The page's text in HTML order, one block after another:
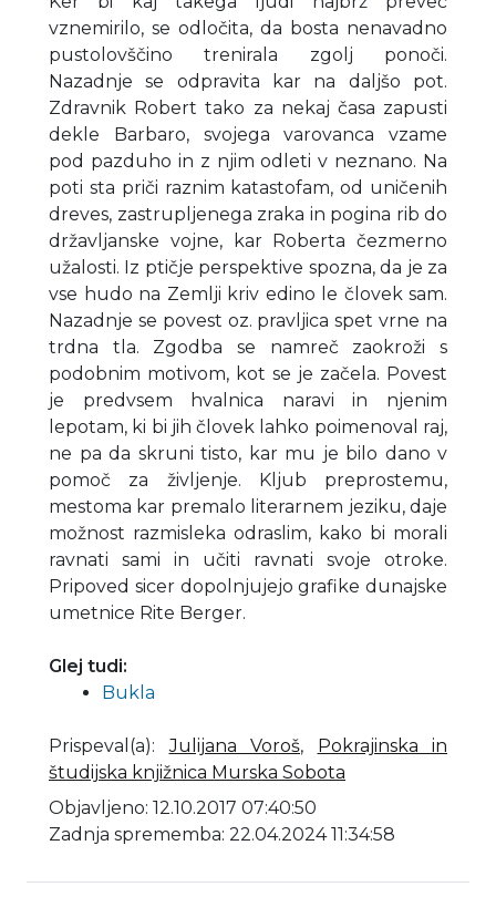
vznemirilo, se odločita, da bosta nenavadno
pustolovščino trenirala zgolj ponoči.
Nazadnje se odpravita kar na daljšo pot.
Zdravnik Robert tako za nekaj časa zapusti
dekle Barbaro, svojega varovanca vzame
pod pazduho in z njim odleti v neznano. Na
poti sta priči raznim katastofam, od uničenih
dreves, zastrupljenega zraka in pogina rib do
državljanske vojne, kar Roberta čezmerno
užalosti. Iz ptičje perspektive spozna, da je za
vse hudo na Zemlji kriv edino le človek sam.
Nazadnje se povest oz. pravljica spet vrne na
trdna tla. Zgodba se namreč zaokroži s
podobnim motivom, kot se je začela. Povest
je predvsem hvalnica naravi in njenim
lepotam, ki bi jih človek lahko poimenoval raj,
ne pa da skruni tisto, kar mu je bilo dano v
pomoč za življenje. Kljub preprostemu,
mestoma kar premalo literarnem jeziku, daje
možnost razmisleka odraslim, kako bi morali
ravnati sami in učiti ravnati svoje otroke.
Pripoved sicer dopolnjujejo grafike dunajske
umetnice Rite Berger.
Glej tudi:
Bukla
Prispeval(a):Julijana Voroš, Pokrajinska in
študijska knjižnica Murska Sobota
Objavljeno: 12.10.2017 07:40:50
Zadnja sprememba: 22.04.2024 11:34:58